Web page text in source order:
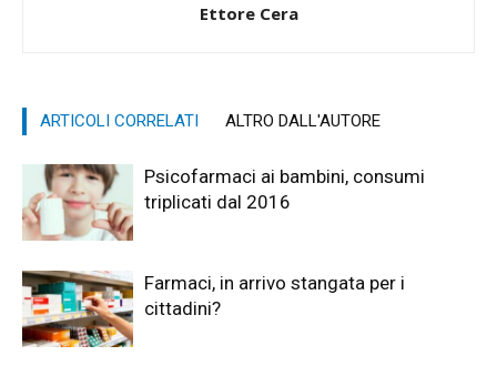
Ettore Cera
ARTICOLI CORRELATI ALTRO DALL'AUTORE
Psicofarmaci ai bambini, consumi
triplicati dal 2016
Farmaci, in arrivo stangata per i
cittadini?